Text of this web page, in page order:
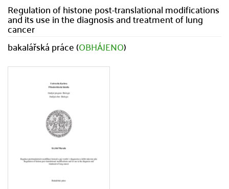
Regulation of histone post-translational modifications
and its use in the diagnosis and treatment of lung
cancer
bakalářská práce (OBHÁJENO)